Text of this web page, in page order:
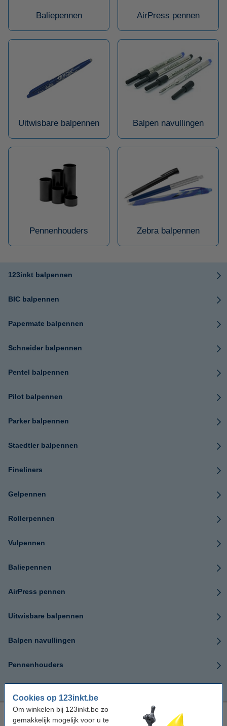
Cookies op 123inkt.be
Om winkelen bij 123inkt.be zo
gemakkelijk mogelijk voor u te
Baliepennen AirPress pennen
Uitwisbare balpennen Balpen navullingen
Pennenhouders Zebra balpennen
123inkt balpennen
BIC balpennen
Papermate balpennen
Schneider balpennen
Pentel balpennen
Pilot balpennen
Parker balpennen
Staedtler balpennen
Fineliners
Gelpennen
Rollerpennen
Vulpennen
Baliepennen
AirPress pennen
Uitwisbare balpennen
Balpen navullingen
Pennenhouders
Bestel hier uw favoriete pennen